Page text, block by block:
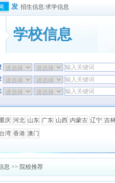
发 招生信息/求学信息
学校信息
庆 河北 山东 广东 山西 内蒙古 辽宁 吉
台湾 香港 澳门
息 >> 院校推荐